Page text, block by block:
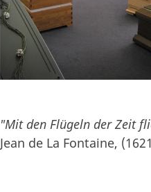
"Mit den Flügeln der Zeit
Jean de La Fontaine,